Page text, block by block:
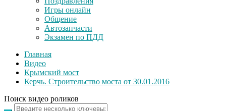
Игры онлайн
Общение
Автозапчасти
Экзамен по ПДД
Главная
Видео
Крымский мост
Керчь. Строительство моста от 30.01.2016
Поиск видео роликов